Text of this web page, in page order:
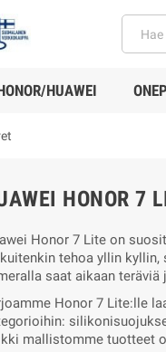
HUAWEI
HONOR 7
Honor 7 Lite on
tehoa yllin kyllin,
saat aikaan
Honor 7 Lite:lle
mallistomme tuotteet